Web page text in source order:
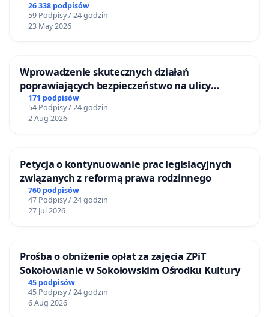
26 338 podpisów
59 Podpisy / 24 godzin
23 May 2026
Wprowadzenie skutecznych działań
poprawiających bezpieczeństwo na ulicy
Żeromskiego w Otwocku
171 podpisów
54 Podpisy / 24 godzin
2 Aug 2026
Petycja o kontynuowanie prac legislacyjnych
związanych z reformą prawa rodzinnego
760 podpisów
47 Podpisy / 24 godzin
27 Jul 2026
Prośba o obniżenie opłat za zajęcia ZPiT
Sokołowianie w Sokołowskim Ośrodku Kultury
45 podpisów
45 Podpisy / 24 godzin
6 Aug 2026